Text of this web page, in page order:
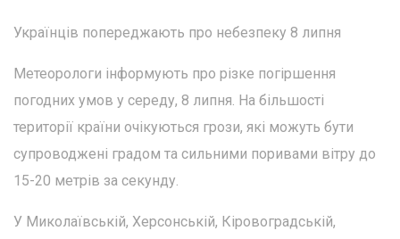
Українців попереджають про небезпеку 8 липня
Метеорологи інформують про різке погіршення
погодних умов у середу, 8 липня. На більшості
території країни очікуються грози, які можуть бути
супроводжені градом та сильними поривами вітру до
15-20 метрів за секунду.
У Миколаївській, Херсонській, Кіровоградській,